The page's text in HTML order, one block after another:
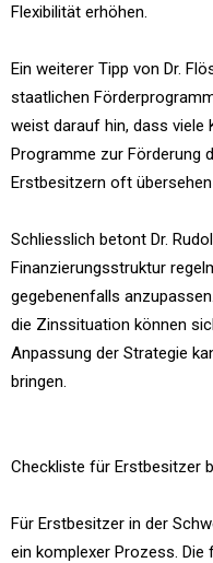
Flexibilität erhöhen.
Ein weiterer Tipp von Dr.
staatlichen
weist darauf hin, dass viele
Programme zur Förderung
Erstbesitzern oft
Schliesslich betont Dr.
Finanzierungsstruktur
gegebenenfalls
die Zinssituation können
Anpassung der Strategie
bringen.
Checkliste für Erstbesitzer
Für Erstbesitzer in der
ein komplexer Prozess.